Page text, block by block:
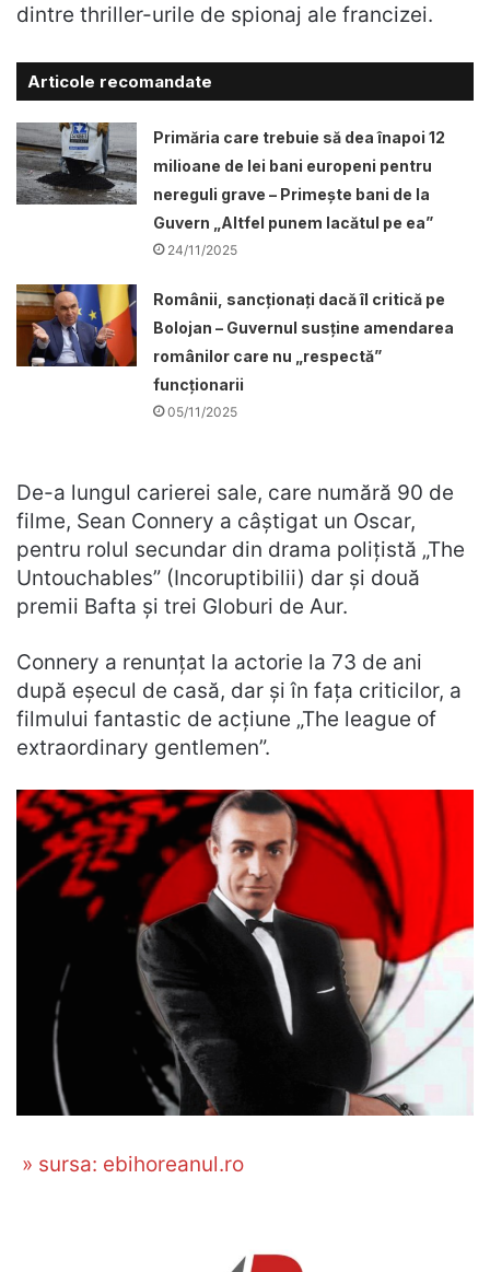
dintre thriller-urile de spionaj ale francizei.
Articole recomandate
Primăria care trebuie să dea înapoi 12
milioane de lei bani europeni pentru
nereguli grave – Primește bani de la
Guvern „Altfel punem lacătul pe ea”
24/11/2025
Românii, sancționați dacă îl critică pe
Bolojan – Guvernul susține amendarea
românilor care nu „respectă”
funcționarii
05/11/2025
De-a lungul carierei sale, care numără 90 de
filme, Sean Connery a câștigat un Oscar,
pentru rolul secundar din drama polițistă „The
Untouchables” (Incoruptibilii) dar și două
premii Bafta și trei Globuri de Aur.
Connery a renunțat la actorie la 73 de ani
după eșecul de casă, dar și în fața criticilor, a
filmului fantastic de acțiune „The league of
extraordinary gentlemen”.
» sursa: ebihoreanul.ro